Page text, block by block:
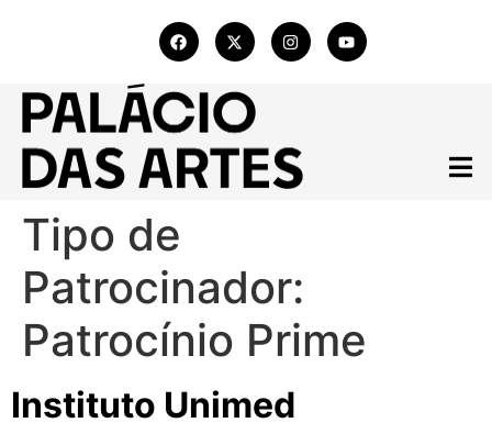
Tipo de
Patrocinador:
Patrocínio Prime
Instituto Unimed